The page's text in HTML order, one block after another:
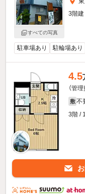
すべての写真
3階建
駐車場あり 駐輪場あり
4.5
（管
敷 不
3階 /